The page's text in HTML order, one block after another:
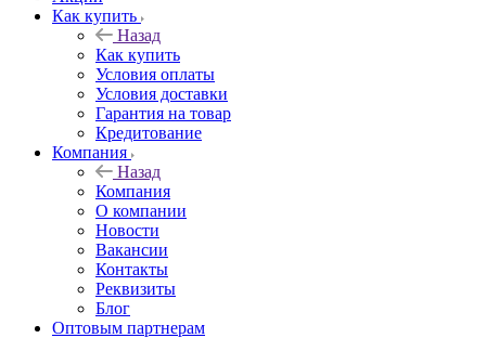
Как купить
Назад
Как купить
Условия оплаты
Условия доставки
Гарантия на товар
Кредитование
Компания
Назад
Компания
О компании
Новости
Вакансии
Контакты
Реквизиты
Блог
Оптовым партнерам